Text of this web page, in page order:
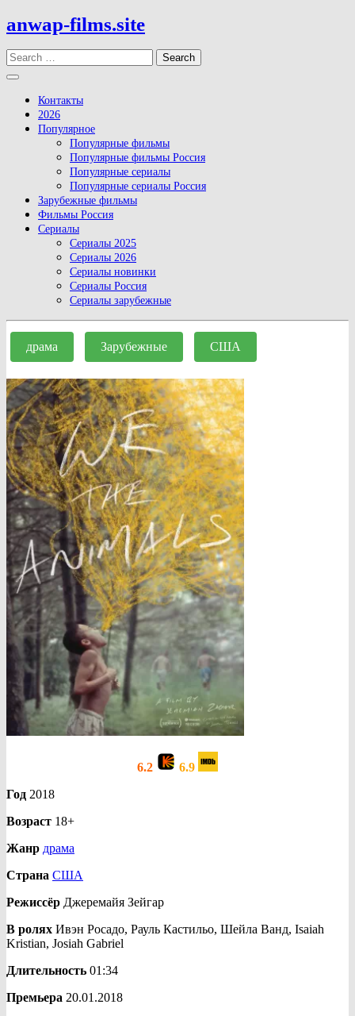
Skip
to
content
anwap-films.site
Search
Open
Button
Контакты
2026
Популярное
Популярные фильмы
Популярные фильмы Россия
Популярные сериалы
Популярные сериалы Россия
Зарубежные фильмы
Фильмы Россия
Сериалы
Сериалы 2025
Сериалы 2026
Сериалы новинки
Сериалы Россия
Сериалы зарубежные
Close
Button
драма Зарубежные США
6.2
6.9
Год 2018
Возраст 18+
Жанр драма
Страна США
Режиссёр Джеремайя Зейгар
В ролях Ивэн Росадо, Рауль Кастильо, Шейла Ванд, Isaiah
Kristian, Josiah Gabriel
Длительность 01:34
Премьера 20.01.2018